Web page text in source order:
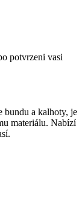
potvrzeni vasi
bundu a kalhoty, je
materiálu. Nabízí